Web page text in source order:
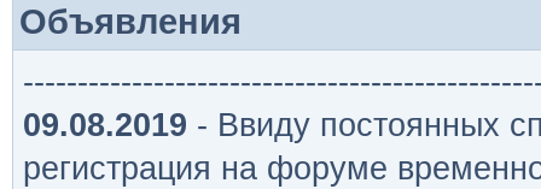
Объявления
09.08.2019 - Ввиду постоянных
регистрация на форуме